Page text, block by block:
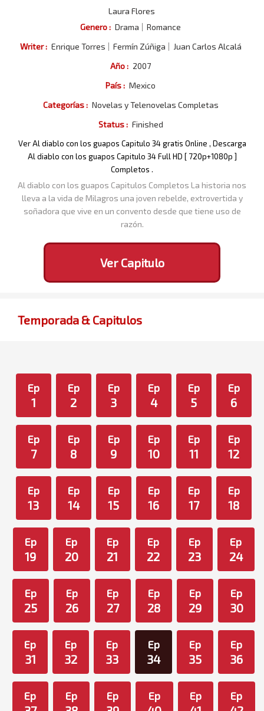
Laura Flores
Genero : Drama
Romance
Writer : Enrique Torres Fermín Zúñiga
Juan Carlos Alcalá
Año : 2007
País : Mexico
Categorías : Novelas y Telenovelas Completas
Status : Finished
Ver Al diablo con los guapos Capitulo 34 gratis Online , Descarga
Al diablo con los guapos Capitulo 34 Full HD [ 720p+1080p ]
Completos .
Al diablo con los guapos Capitulos Completos La historia nos
lleva a la vida de Milagros una joven rebelde, extrovertida y
soñadora que vive en un convento desde que tiene uso de
razón.
Ver Capitulo
Temporada & Capitulos
Ep
1
Ep
2
Ep
3
Ep
4
Ep
5
Ep
6
Ep
7
Ep
8
Ep
9
Ep
10
Ep
11
Ep
12
Ep
13
Ep
14
Ep
15
Ep
16
Ep
17
Ep
18
Ep
19
Ep
20
Ep
21
Ep
22
Ep
23
Ep
24
Ep
25
Ep
26
Ep
27
Ep
28
Ep
29
Ep
30
Ep
31
Ep
32
Ep
33
Ep
34
Ep
35
Ep
36
Ep Ep Ep Ep Ep Ep